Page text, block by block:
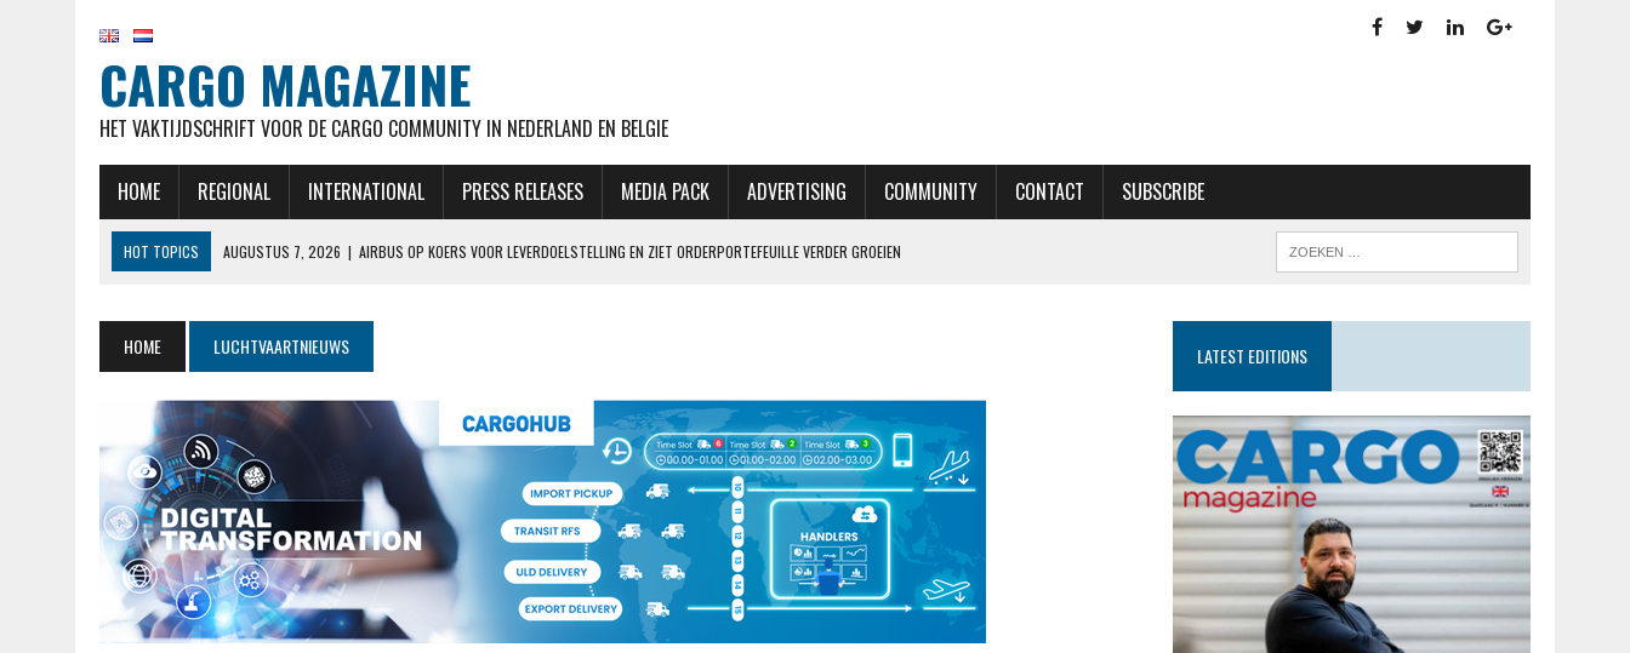
CARGO MAGAZINE
HET VAKTIJDSCHRIFT VOOR DE CARGO COMMUNITY IN NEDERLAND EN BELGIE
HOME REGIONAL INTERNATIONAL PRESS RELEASES MEDIA PACK ADVERTISING COMMUNITY CONTACT SUBSCRIBE
HOT TOPICS AUGUSTUS 7, 2026 | AIRBUS OP KOERS VOOR LEVERDOELSTELLING EN ZIET ORDERPORTEFEUILLE VERDER GROEIEN
AUGUSTUS 6, 2026 | EASYJET WORDT OVERGENOMEN DOOR APOLLO, CASTLELAKE HAAKT AF
AUGUSTUS 7, 2026 | MALAYSIA AIRLINES NEEMT MAATREGELEN NADAT PILOOT 70.000 XTC-PILLEN SMOKKELDE
HOME LUCHTVAARTNIEUWS LATEST EDITIONS